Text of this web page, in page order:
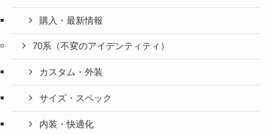
購入・最新情報
70系（不変のアイデンティティ）
カスタム・外装
サイズ・スペック
内装・快適化